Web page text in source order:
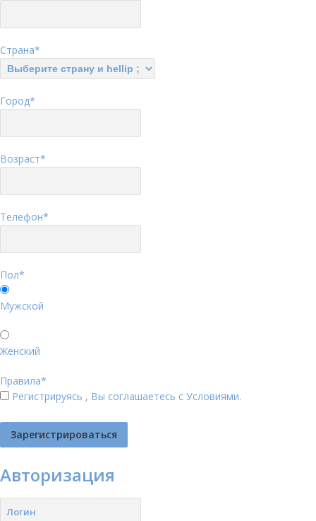
Страна*
Город*
Возраст*
Телефон*
Пол*
Мужской
Женский
Правила*
Регистрируясь , Вы соглашаетесь с Условиями.
Авторизация